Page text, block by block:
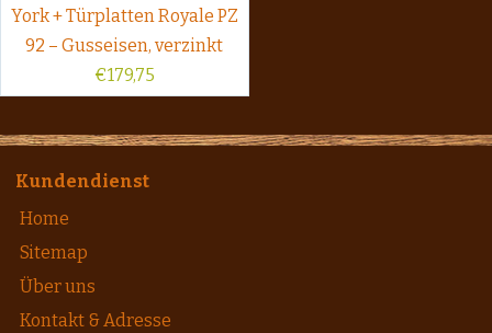
York + Türplatten Royale PZ
92 – Gusseisen, verzinkt
€179,75
Kundendienst
Home
Sitemap
Über uns
Kontakt & Adresse